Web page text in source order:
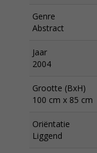
Genre
Abstract
Jaar
2004
Grootte (BxH)
100 cm x 85 cm
Oriëntatie
Liggend